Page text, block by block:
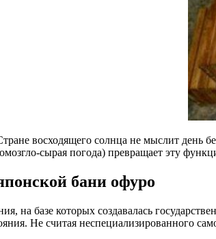
восходящего солнца не мыслит день
сырая погода) превращает эту
бани офуро
на базе которых создавалась
Не считая неспециализированного